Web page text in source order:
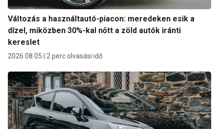
Változás a használtautó-piacon: meredeken esik a
dízel, miközben 30%-kal nőtt a zöld autók iránti
kereslet
2026.08.05. 2 perc olvasási idő